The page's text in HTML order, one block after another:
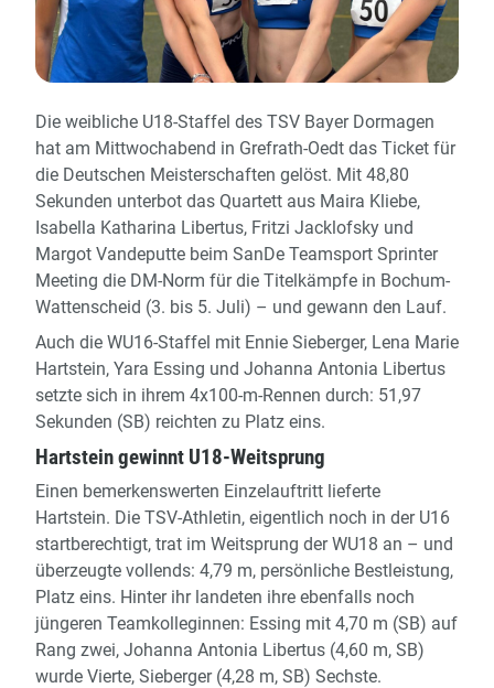
Die weibliche U18-Staffel des TSV Bayer Dormagen
hat am Mittwochabend in Grefrath-Oedt das Ticket für
die Deutschen Meisterschaften gelöst. Mit 48,80
Sekunden unterbot das Quartett aus Maira Kliebe,
Isabella Katharina Libertus, Fritzi Jacklofsky und
Margot Vandeputte beim SanDe Teamsport Sprinter
Meeting die DM-Norm für die Titelkämpfe in Bochum-
Wattenscheid (3. bis 5. Juli) – und gewann den Lauf.
Auch die WU16-Staffel mit Ennie Sieberger, Lena Marie
Hartstein, Yara Essing und Johanna Antonia Libertus
setzte sich in ihrem 4x100-m-Rennen durch: 51,97
Sekunden (SB) reichten zu Platz eins.
Hartstein gewinnt U18-Weitsprung
Einen bemerkenswerten Einzelauftritt lieferte
Hartstein. Die TSV-Athletin, eigentlich noch in der U16
startberechtigt, trat im Weitsprung der WU18 an – und
überzeugte vollends: 4,79 m, persönliche Bestleistung,
Platz eins. Hinter ihr landeten ihre ebenfalls noch
jüngeren Teamkolleginnen: Essing mit 4,70 m (SB) auf
Rang zwei, Johanna Antonia Libertus (4,60 m, SB)
wurde Vierte, Sieberger (4,28 m, SB) Sechste.